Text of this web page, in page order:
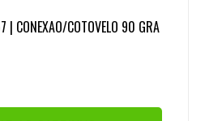
| CONEXAO/COTOVELO 90 GRA